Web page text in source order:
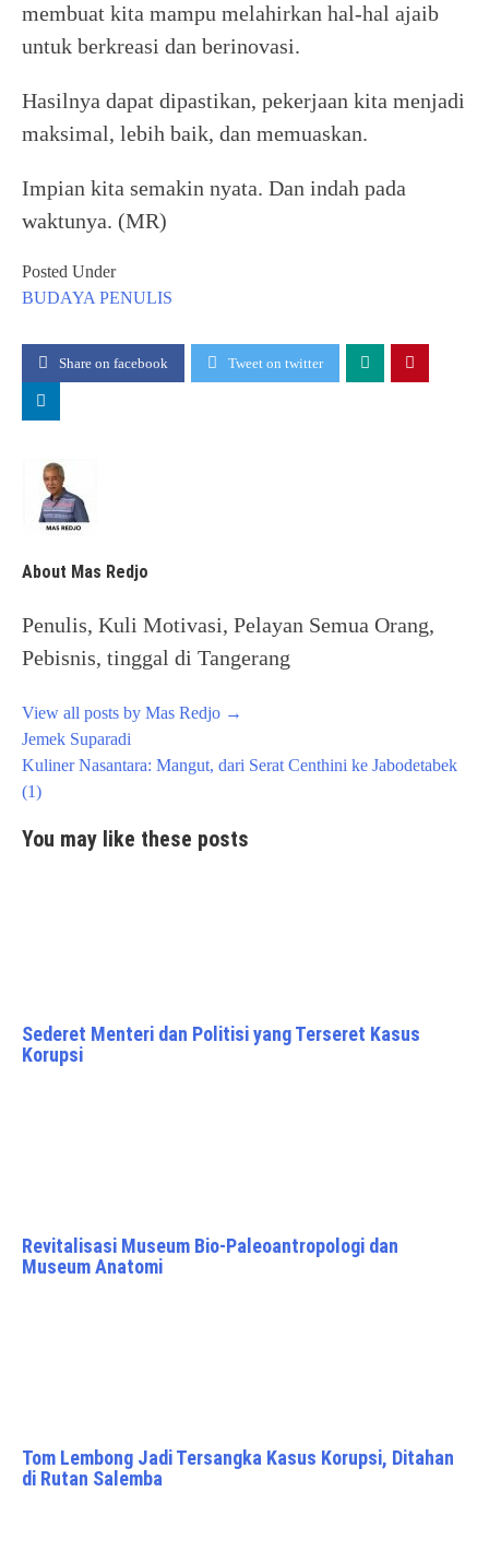
membuat kita mampu melahirkan hal-hal ajaib
untuk berkreasi dan berinovasi.
Hasilnya dapat dipastikan, pekerjaan kita menjadi
maksimal, lebih baik, dan memuaskan.
Impian kita semakin nyata. Dan indah pada
waktunya. (MR)
Posted Under
BUDAYA PENULIS
Share on facebook Tweet on twitter
About Mas Redjo
Penulis, Kuli Motivasi, Pelayan Semua Orang,
Pebisnis, tinggal di Tangerang
View all posts by Mas Redjo →
Post
navigation
Jemek Suparadi
Kuliner Nasantara: Mangut, dari Serat Centhini ke Jabodetabek
(1)
You may like these posts
Sederet Menteri dan Politisi yang Terseret Kasus
Korupsi
Revitalisasi Museum Bio-Paleoantropologi dan
Museum Anatomi
Tom Lembong Jadi Tersangka Kasus Korupsi, Ditahan
di Rutan Salemba